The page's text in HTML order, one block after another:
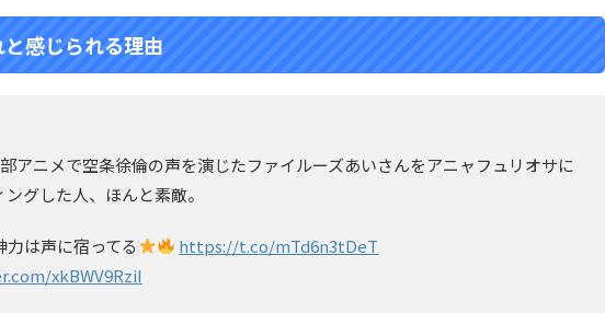
感じられる理由
アニメで空条徐倫の声を演じたファイルーズあいさんをアニャフュリオサに
グした人、ほんと素敵。
力は声に宿ってる
https://t.co/mTd6n3tDeT
xkBWV9RziI